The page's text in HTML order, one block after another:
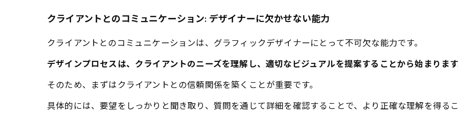
クライアントとのコミュニケーション: デザイナーに欠かせない能力
クライアントとのコミュニケーションは、グラフィックデザイナーにとって不可欠な能力です。
デザインプロセスは、クライアントのニーズを理解し、適切なビジュアルを提案することから始まります
そのため、まずはクライアントとの信頼関係を築くことが重要です。
具体的には、要望をしっかりと聞き取り、質問を通じて詳細を確認することで、より正確な理解を得るこ